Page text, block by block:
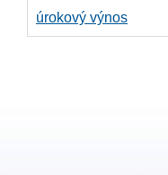
úrokový výnos